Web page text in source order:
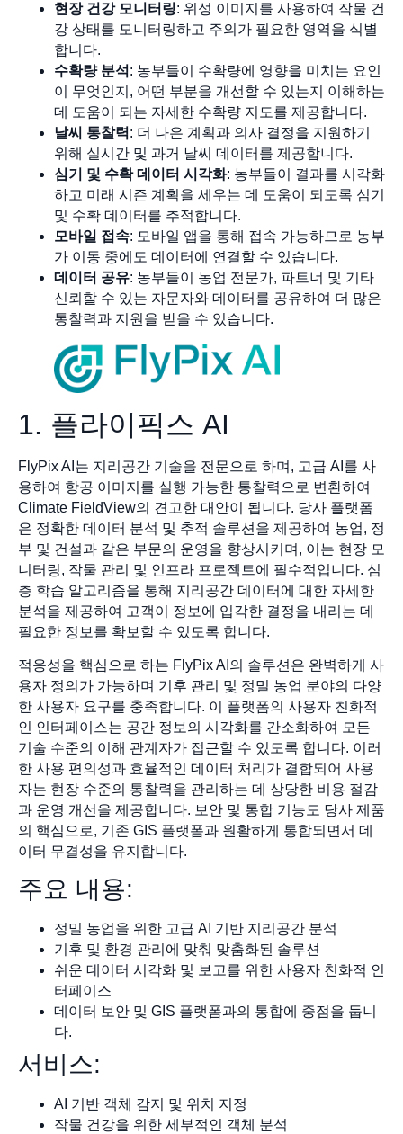
현장 건강 모니터링: 위성 이미지를 사용하여 작물 건
강 상태를 모니터링하고 주의가 필요한 영역을 식별
합니다.
수확량 분석 : 농부들이 수확량에 영향을 미치는 요인
이 무엇인지, 어떤 부분을 개선할 수 있는지 이해하는
데 도움이 되는 자세한 수확량 지도를 제공합니다.
날씨 통찰력: 더 나은 계획과 의사 결정을 지원하기
위해 실시간 및 과거 날씨 데이터를 제공합니다.
심기 및 수확 데이터 시각화: 농부들이 결과를 시각화
하고 미래 시즌 계획을 세우는 데 도움이 되도록 심기
및 수확 데이터를 추적합니다.
모바일 접속: 모바일 앱을 통해 접속 가능하므로 농부
가 이동 중에도 데이터에 연결할 수 있습니다.
데이터 공유: 농부들이 농업 전문가, 파트너 및 기타
신뢰할 수 있는 자문자와 데이터를 공유하여 더 많은
통찰력과 지원을 받을 수 있습니다.
1. 플라이픽스 AI
FlyPix AI는 지리공간 기술을 전문으로 하며, 고급 AI를 사
용하여 항공 이미지를 실행 가능한 통찰력으로 변환하여
Climate FieldView의 견고한 대안이 됩니다. 당사 플랫폼
은 정확한 데이터 분석 및 추적 솔루션을 제공하여 농업, 정
부 및 건설과 같은 부문의 운영을 향상시키며, 이는 현장 모
니터링, 작물 관리 및 인프라 프로젝트에 필수적입니다. 심
층 학습 알고리즘을 통해 지리공간 데이터에 대한 자세한
분석을 제공하여 고객이 정보에 입각한 결정을 내리는 데
필요한 정보를 확보할 수 있도록 합니다.
적응성을 핵심으로 하는 FlyPix AI의 솔루션은 완벽하게 사
용자 정의가 가능하며 기후 관리 및 정밀 농업 분야의 다양
한 사용자 요구를 충족합니다. 이 플랫폼의 사용자 친화적
인 인터페이스는 공간 정보의 시각화를 간소화하여 모든
기술 수준의 이해 관계자가 접근할 수 있도록 합니다. 이러
한 사용 편의성과 효율적인 데이터 처리가 결합되어 사용
자는 현장 수준의 통찰력을 관리하는 데 상당한 비용 절감
과 운영 개선을 제공합니다. 보안 및 통합 기능도 당사 제품
의 핵심으로, 기존 GIS 플랫폼과 원활하게 통합되면서 데
이터 무결성을 유지합니다.
주요 내용:
정밀 농업을 위한 고급 AI 기반 지리공간 분석
기후 및 환경 관리에 맞춰 맞춤화된 솔루션
쉬운 데이터 시각화 및 보고를 위한 사용자 친화적 인
터페이스
데이터 보안 및 GIS 플랫폼과의 통합에 중점을 둡니
다.
서비스:
AI 기반 객체 감지 및 위치 지정
작물 건강을 위한 세부적인 객체 분석